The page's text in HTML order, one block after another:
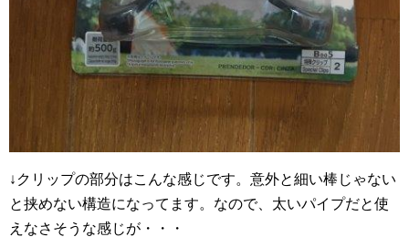
↓クリップの部分はこんな感じです。意外と細い棒じゃない
と挟めない構造になってます。なので、太いパイプだと使
えなさそうな感じが・・・